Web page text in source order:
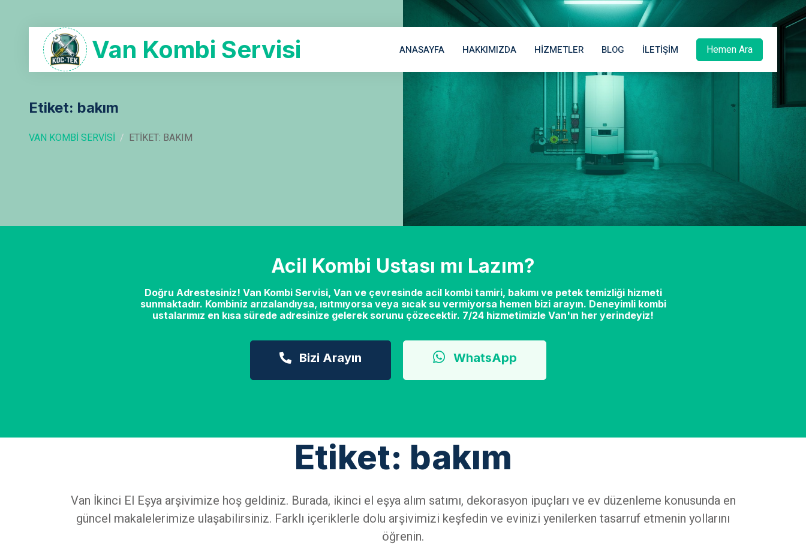
Van Kombi Servisi ANASAYFA HAKKIMIZDA HIZMETLER BLOG İLETIŞIM Hemen Ara
Etiket: bakım
VAN KOMBI SERVISI ETIKET: BAKIM
Acil Kombi Ustası mı Lazım?
Doğru Adrestesiniz! Van Kombi Servisi, Van ve çevresinde acil kombi tamiri, bakımı ve petek temizliği hizmeti
sunmaktadır. Kombiniz arızalandıysa, ısıtmıyorsa veya sıcak su vermiyorsa hemen bizi arayın. Deneyimli kombi
ustalarımız en kısa sürede adresinize gelerek sorunu çözecektir. 7/24 hizmetimizle Van'ın her yerindeyiz!
Bizi Arayın WhatsApp
Etiket: bakım
Van İkinci El Eşya arşivimize hoş geldiniz. Burada, ikinci el eşya alım satımı, dekorasyon ipuçları ve ev düzenleme konusunda en
güncel makalelerimize ulaşabilirsiniz. Farklı içeriklerle dolu arşivimizi keşfedin ve evinizi yenilerken tasarruf etmenin yollarını
öğrenin.